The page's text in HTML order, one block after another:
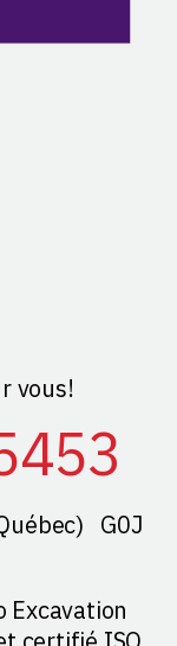
vous!
G0J
Excavation